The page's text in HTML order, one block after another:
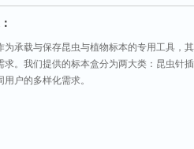
为承载与保存昆虫与植物标本的专用工具，
求。我们提供的标本盒分为两大类：昆虫针
户的多样化需求。